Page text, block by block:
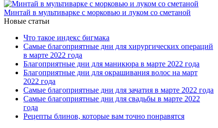
Минтай в мультиварке с морковью и луком со сметаной
Новые статьи
Что такое индекс бигмака
Самые благоприятные дни для хирургических операций
в марте 2022 года
Благоприятные дни для маникюра в марте 2022 года
Благоприятные дни для окрашивания волос на март
2022 года
Самые благоприятные дни для зачатия в марте 2022 года
Самые благоприятные дни для свадьбы в марте 2022
года
Рецепты блинов, которые вам точно понравятся